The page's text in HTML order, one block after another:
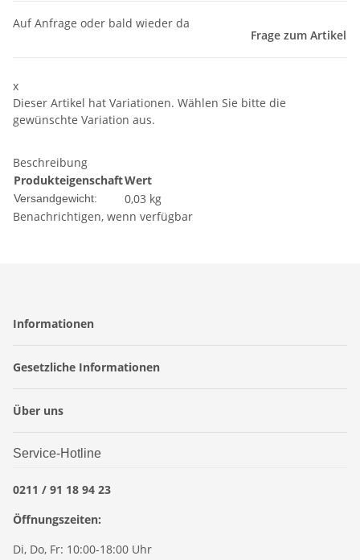
Auf Anfrage oder bald wieder da
Frage zum Artikel
x
Dieser Artikel hat Variationen. Wählen Sie bitte die
gewünschte Variation aus.
Beschreibung
ProdukteigenschaftWert
Versandgewicht:
0,03 kg
Benachrichtigen, wenn verfügbar
Informationen
Gesetzliche Informationen
Über uns
Service-Hotline
0211 / 91 18 94 23
Öffnungszeiten:
Di, Do, Fr: 10:00-18:00 Uhr